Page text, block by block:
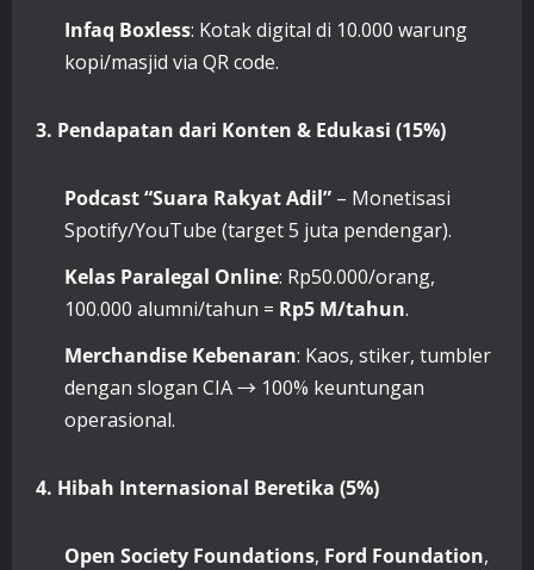
Infaq Boxless: Kotak digital di 10.000 warung
kopi/masjid via QR code.
3. Pendapatan dari Konten & Edukasi (15%)
Podcast “Suara Rakyat Adil” – Monetisasi
Spotify/YouTube (target 5 juta pendengar).
Kelas Paralegal Online: Rp50.000/orang,
100.000 alumni/tahun = Rp5 M/tahun.
Merchandise Kebenaran: Kaos, stiker, tumbler
dengan slogan CIA → 100% keuntungan
operasional.
4. Hibah Internasional Beretika (5%)
Open Society Foundations, Ford Foundation,